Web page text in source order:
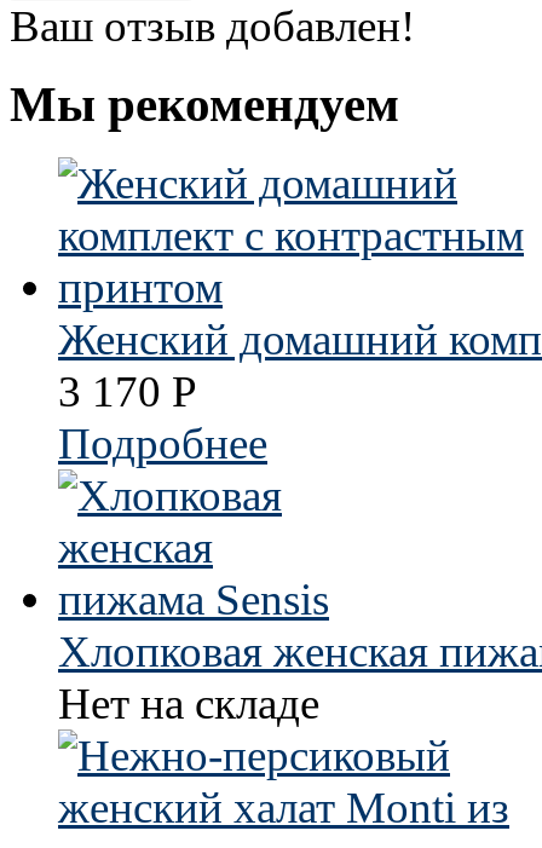
Ваш отзыв добавлен!
Мы рекомендуем
Женский домашний
3 170 Р
Подробнее
Хлопковая женская
Нет на складе